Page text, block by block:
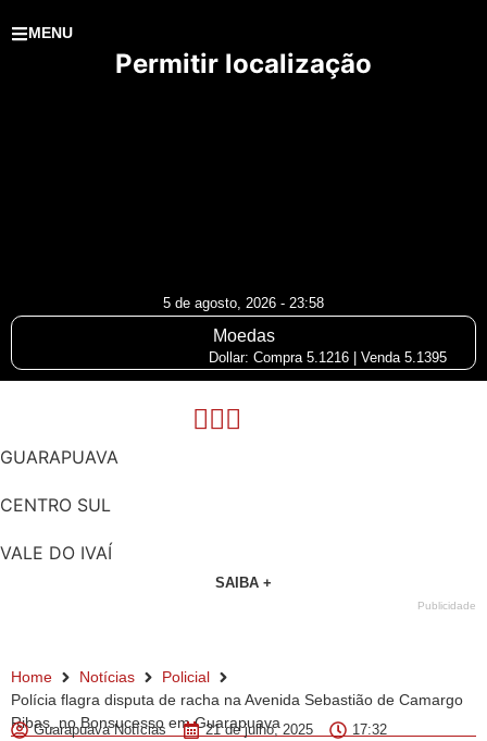
MENU
Permitir localização
5 de agosto, 2026 - 23:58
Moedas
Dollar: Compra 5.1216 | Venda 5.1395
GUARAPUAVA
CENTRO SUL
VALE DO IVAÍ
SAIBA +
Publicidade
Home Notícias
Policial
Polícia flagra disputa de racha na Avenida Sebastião de Camargo
Ribas, no Bonsucesso em Guarapuava
Guarapuava Notícias 21 de julho, 2025
17:32